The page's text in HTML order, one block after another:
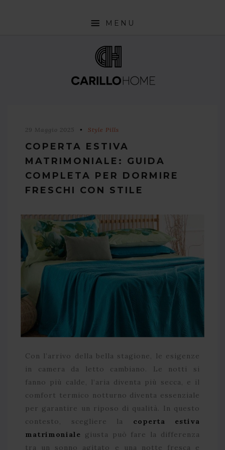
MENU
INTERIOR DESIGN TRENDS
NEWS29 Maggio 2025 Style Pills
COPERTA ESTIVA
MATRIMONIALE: GUIDA
COMPLETA PER DORMIRE
FRESCHI CON STILE
Con l’arrivo della bella stagione, le esigenze
in camera da letto cambiano. Le notti si
fanno più calde, l’aria diventa più secca, e il
comfort termico notturno diventa essenziale
per garantire un riposo di qualità. In questo
contesto, scegliere la coperta estiva
matrimoniale giusta può fare la differenza
tra un sonno agitato e una notte fresca e